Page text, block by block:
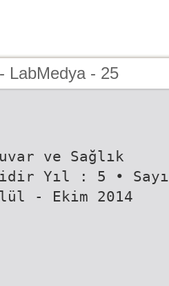
LabMedya - 25
ve Sağlık
Yıl : 5 •
- Ekim 2014